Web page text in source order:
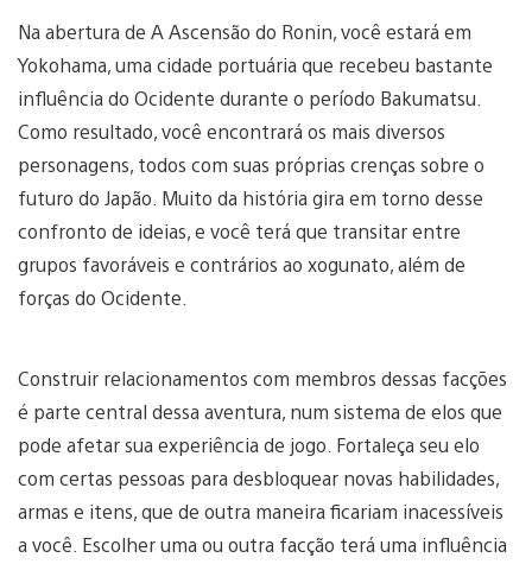
Na abertura de A Ascensão do Ronin, você estará em
Yokohama, uma cidade portuária que recebeu bastante
influência do Ocidente durante o período Bakumatsu.
Como resultado, você encontrará os mais diversos
personagens, todos com suas próprias crenças sobre o
futuro do Japão. Muito da história gira em torno desse
confronto de ideias, e você terá que transitar entre
grupos favoráveis e contrários ao xogunato, além de
forças do Ocidente.
Construir relacionamentos com membros dessas facções
é parte central dessa aventura, num sistema de elos que
pode afetar sua experiência de jogo. Fortaleça seu elo
com certas pessoas para desbloquear novas habilidades,
armas e itens, que de outra maneira ficariam inacessíveis
a você. Escolher uma ou outra facção terá uma influência